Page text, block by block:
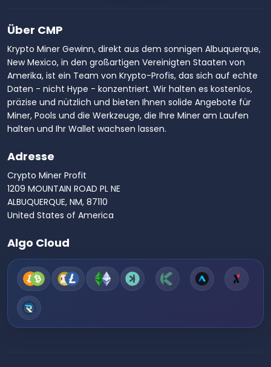
Über CMP
Krypto Miner Gewinn, direkt aus dem sonnigen Albuquerque,
New Mexico, in den großartigen Vereinigten Staaten von
Amerika, ist ein Team von Krypto-Profis, das sich auf echte
Daten - nicht Hype - konzentriert. Wir halten es kostenlos,
präzise und nützlich und bieten Ihnen solide Angebote für
Miner, Pools und die Werkzeuge, die Ihre Miner am Laufen
halten und Ihr Wallet wachsen lassen.
Adresse
Crypto Miner Profit
1209 MOUNTAIN ROAD PL NE
ALBUQUERQUE, NM, 87110
United States of America
Algo Cloud